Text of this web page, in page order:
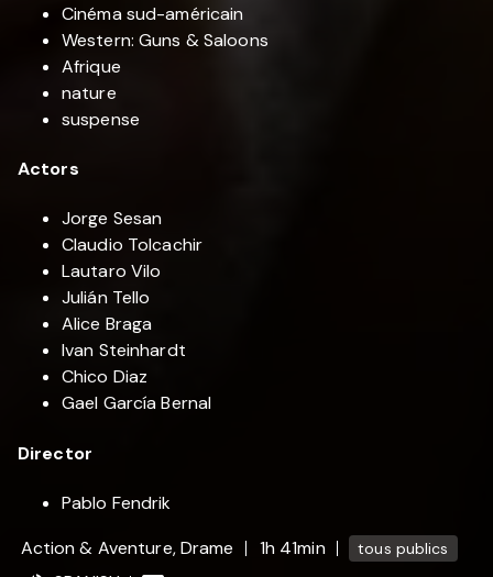
Cinéma sud-américain
Western: Guns & Saloons
Afrique
nature
suspense
Actors
Jorge Sesan
Claudio Tolcachir
Lautaro Vilo
Julián Tello
Alice Braga
Ivan Steinhardt
Chico Diaz
Gael García Bernal
Director
Pablo Fendrik
Action & Aventure, Drame
1h 41min tous publics